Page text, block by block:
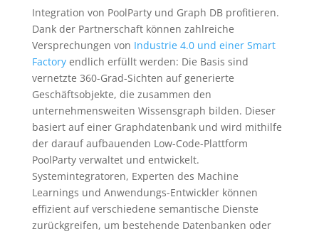
Integration von PoolParty und Graph DB profitieren.
Dank der Partnerschaft können zahlreiche
Versprechungen von Industrie 4.0 und einer Smart
Factoryendlich erfüllt werden: Die Basis sind
vernetzte 360-Grad-Sichten auf generierte
Geschäftsobjekte, die zusammen den
unternehmensweiten Wissensgraph bilden. Dieser
basiert auf einer Graphdatenbank und wird mithilfe
der darauf aufbauenden Low-Code-Plattform
PoolParty verwaltet und entwickelt.
Systemintegratoren, Experten des Machine
Learnings und Anwendungs-Entwickler können
effizient auf verschiedene semantische Dienste
zurückgreifen, um bestehende Datenbanken oder